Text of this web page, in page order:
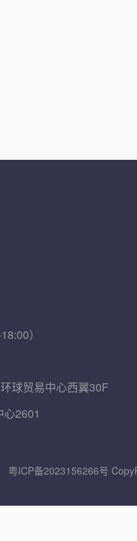
）
球贸易中心西翼30F
2601
粤ICP备2023156266号